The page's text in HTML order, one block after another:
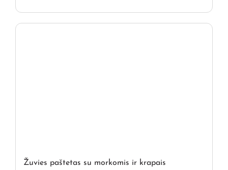
Žuvies paštetas su morkomis ir krapais